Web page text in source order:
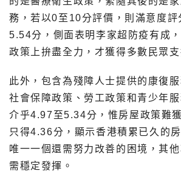
務，若以0至10分評價，則滿意度
5.54分，側面表明李家超防疫有成
政策上拚盡全力，才獲得多數民眾支
此外，包含為殘障人士提供的康復服
社會保障政策、勞工政策和青少年
介乎4.97至5.34分，惟房屋政策難
只得4.36分，顯示香港積累已久的
唯一一個還需努力改善的困境，其
需穩定發揮。